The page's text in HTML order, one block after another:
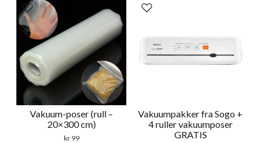
Vakuum-poser (rull –
20×300 cm)
kr99
Vakuumpakker fra Sogo +
4 ruller vakuumposer
GRATIS